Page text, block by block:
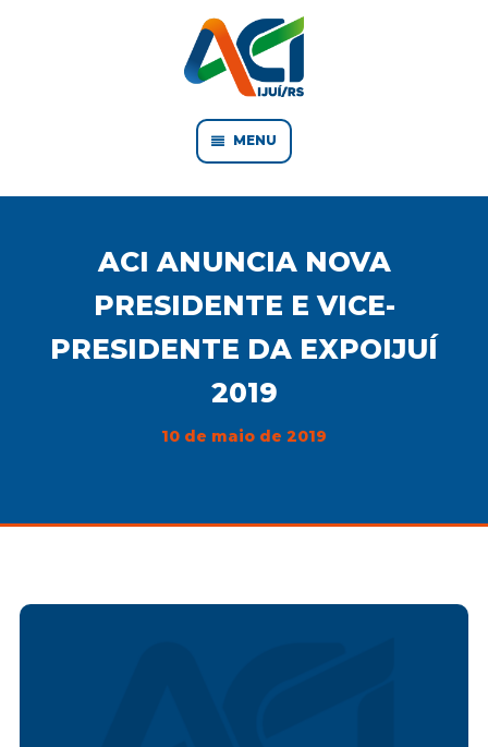
MENU
ACI ANUNCIA NOVA
PRESIDENTE E VICE-
PRESIDENTE DA EXPOIJUÍ
2019
10 de maio de 2019